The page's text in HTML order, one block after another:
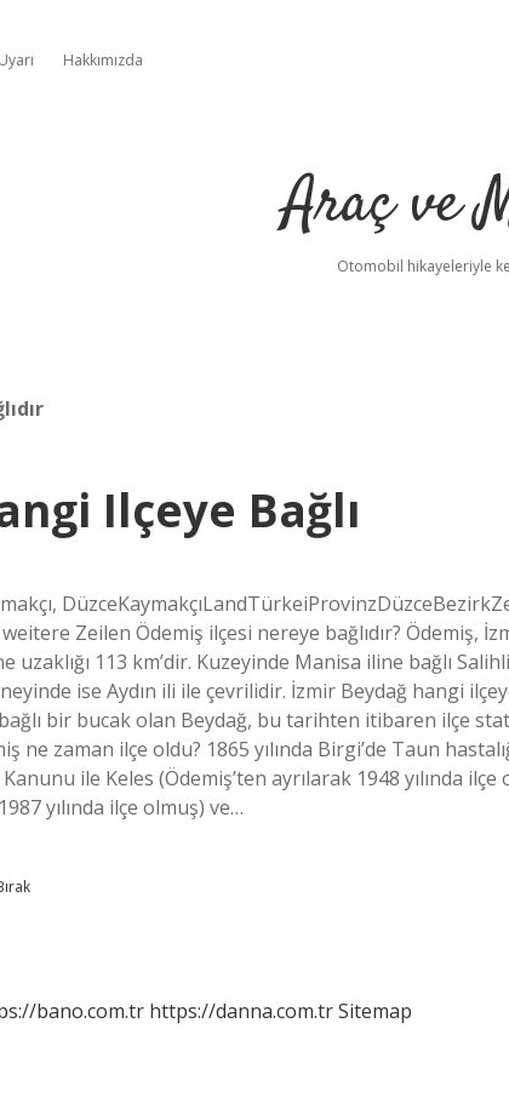
Hakkımızda
Araç ve
Otomobil hikayeleriyle
Ilçeye Bağlı
Zeilen Ödemiş ilçesi nereye bağlıdır? Ödemiş,
uzaklığı 113 km’dir. Kuzeyinde Manisa iline bağlı
ise Aydın ili ile çevrilidir. İzmir Beydağ hangi
bir bucak olan Beydağ, bu tarihten itibaren ilçe
ne zaman ilçe oldu? 1865 yılında Birgi’de Taun
Kanunu ile Keles (Ödemiş’ten ayrılarak 1948 yılında
yılında ilçe olmuş) ve…
bano.com.tr https://danna.com.trSitemap